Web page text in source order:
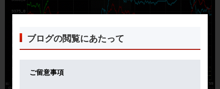
ブログの閲覧にあたって
ご留意事項